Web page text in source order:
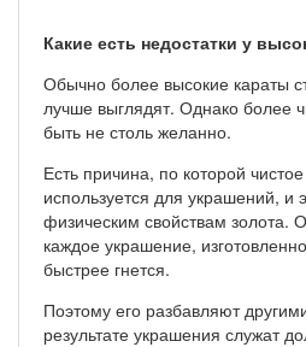
Какие есть недостатки у
Обычно более высокие караты
лучше выглядят. Однако более
быть не столь желанно.
Есть причина, по которой
используется для украшений, и
физическим свойствам золота.
каждое украшение,
быстрее гнется.
Поэтому его разбавляют
результате украшения служат